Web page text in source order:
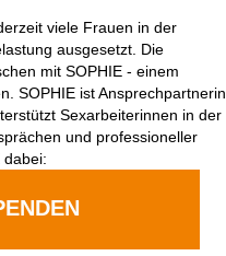
viele Frauen in der
ausgesetzt. Die
mit SOPHIE - einem
SOPHIE ist Ansprechpartnerin
Sexarbeiterinnen in der
und professioneller
dabei: